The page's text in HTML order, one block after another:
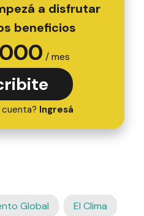
a disfrutar
beneficios
/ mes
cuenta? Ingresá
Global El Clima